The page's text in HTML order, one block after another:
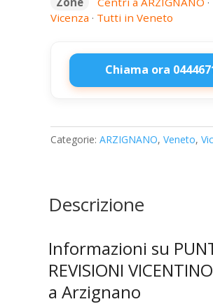
Vicenza · Tutti in Veneto
Chiama ora
PUNTO
VICENTINO
S.R.L.
Categorie: ARZIGNANO, Veneto,
Descrizione
Informazioni su
REVISIONI
a Arzignano